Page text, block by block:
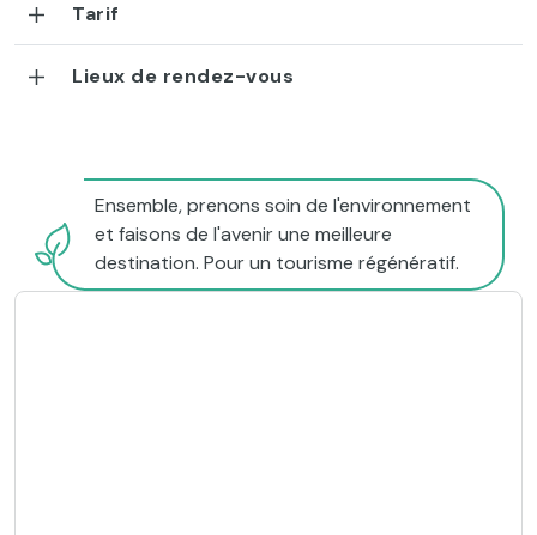
Tarif
Lieux de rendez-vous
Ensemble, prenons soin de l'environnement
et faisons de l'avenir une meilleure
destination. Pour un tourisme régénératif.